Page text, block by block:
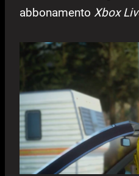
abbonamento Xbox